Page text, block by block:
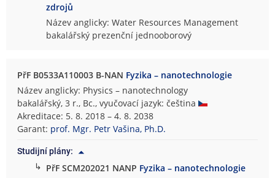
zdrojů
Název anglicky: Water Resources Management
bakalářský prezenční jednooborový
PřF B0533A110003 B-NAN Fyzika – nanotechnologie
Název anglicky: Physics – nanotechnology
bakalářský, 3 r., Bc., vyučovací jazyk: čeština
Akreditace: 5. 8. 2018 – 4. 8. 2038
Garant: prof. Mgr. Petr Vašina, Ph.D.
Studijní plány:
↳ PřF SCM202021 NANP Fyzika – nanotechnologie